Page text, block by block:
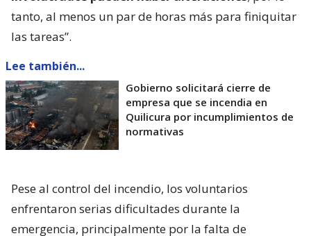
tanto, al menos un par de horas más para finiquitar
las tareas”.
Lee también...
Gobierno solicitará cierre de
empresa que se incendia en
Quilicura por incumplimientos de
normativas
Pese al control del incendio, los voluntarios
enfrentaron serias dificultades durante la
emergencia, principalmente por la falta de